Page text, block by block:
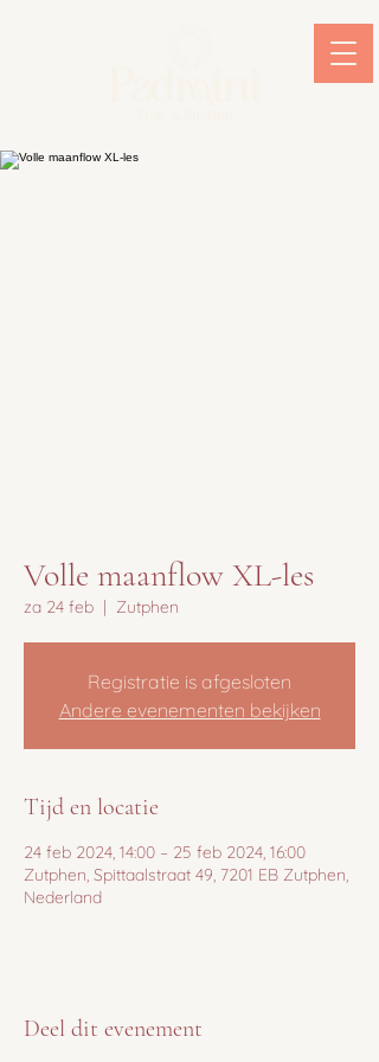
Volle maanflow XL-les
za 24 feb
  |
Zutphen
Registratie is afgesloten
Andere evenementen bekijken
Tijd en locatie
24 feb 2024, 14:00 – 25 feb 2024, 16:00
Zutphen, Spittaalstraat 49, 7201 EB Zutphen,
Nederland
Deel dit evenement